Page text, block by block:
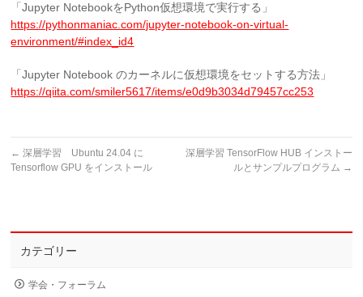
「Jupyter NotebookをPython仮想環境で実行する」
https://pythonmaniac.com/jupyter-notebook-on-virtual-
environment/#index_id4
「Jupyter Notebook のカーネルに仮想環境をセットする方法」
https://qiita.com/smiler5617/items/e0d9b3034d79457cc253
← 深層学習 Ubuntu 24.04 に
Tensorflow GPU をインストール
深層学習 TensorFlow HUB インストー
ルとサンプルプログラム →
カテゴリー
学会・フォーラム